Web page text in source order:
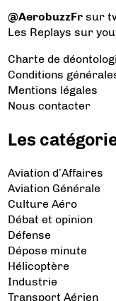
@AerobuzzFr sur
Les Replays sur
Charte de
Conditions
Mentions légales
Nous contacter
Les
Aviation d’Affaires
Aviation Générale
Culture Aéro
Débat et opinion
Défense
Dépose minute
Hélicoptère
Industrie
Transport Aérien